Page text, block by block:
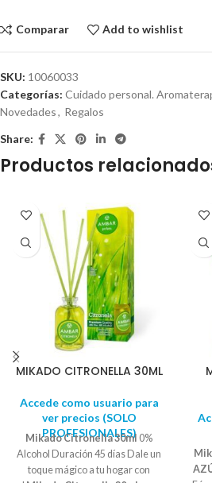
Comparar Add to wishlist
SKU: 10060033
Categorías: Cuidado personal.
Novedades, Regalos
Share:
Productos
MIKADO CITRONELLA 30ML
Accede como usuario para
ver precios (SOLO
PROFESIONALES)
Mikado Citronella 30ml 0%
Alcohol Duración 45 días Dale un
toque mágico a tu hogar con